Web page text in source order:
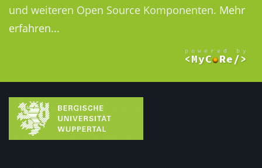
und weiteren Open Source Komponenten. Mehr
erfahren...